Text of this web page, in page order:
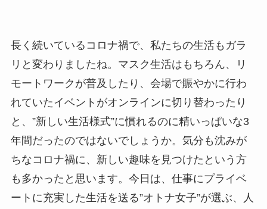
長く続いているコロナ禍で、私たちの生活もガラ
リと変わりましたね。マスク生活はもちろん、リ
モートワークが普及したり、会場で賑やかに行わ
れていたイベントがオンラインに切り替わったり
と、 ”新しい生活様式”に慣れるのに精いっぱいな3
年間だったのではないでしょうか。気分も沈みが
ちなコロナ禍に、新しい趣味を見つけたという方
も多かったと思います。今日は、仕事にプライベ
ートに充実した生活を送る”オトナ女子”が選ぶ、人